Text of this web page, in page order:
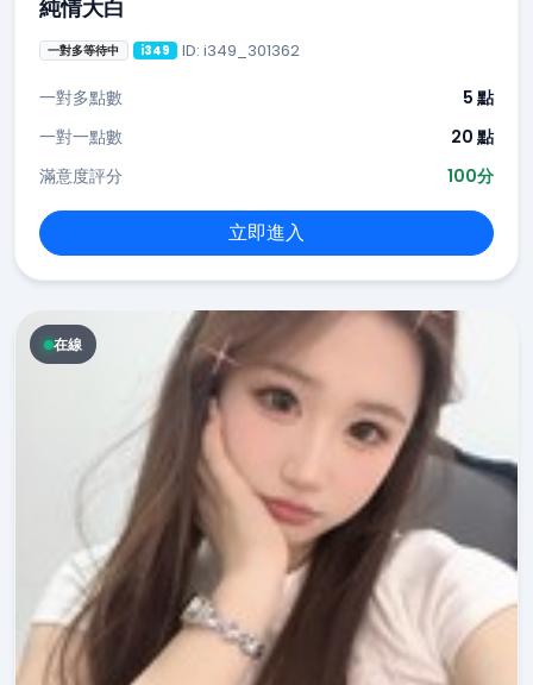
純情大白
一對多等待中 i349 ID: i349_301362
一對多點數
5 點
一對一點數
20 點
滿意度評分
100分
立即進入
在線